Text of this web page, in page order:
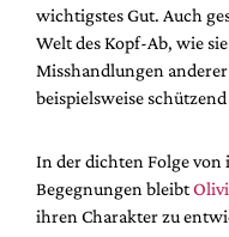
wichtigstes Gut. Auch
Welt des Kopf-Ab, wie
Misshandlungen
beispielsweise
In der dichten Folge
Begegnungen bleibt
ihren Charakter zu